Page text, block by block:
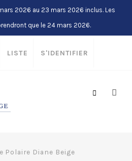
2026 au 23 mars 2026 inclus. Les
que le 24 mars 2026.
LISTE S'IDENTIFIER
Polaire Diane Beige